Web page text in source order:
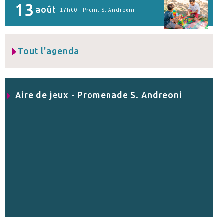
13 août 17h00 - Prom. S. Andreoni
Tout l'agenda
Aire de jeux - Promenade S. Andreoni